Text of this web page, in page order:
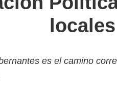
locales
es el camino